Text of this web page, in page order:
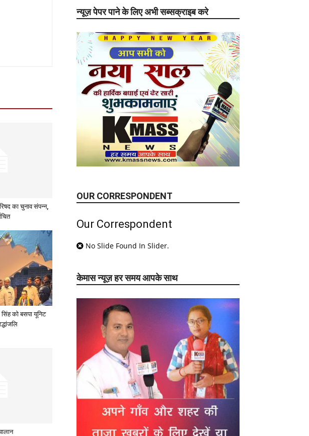
का चुनाव संपन्न,
को बसपा यूनिट
न्यूज़ पेपर पाने के लिए अभी सब्सक्राइब करे
OUR CORRESPONDENT
Our Correspondent
No Slide Found In Slider.
केमास न्यूज़ हर समय आपके साथ